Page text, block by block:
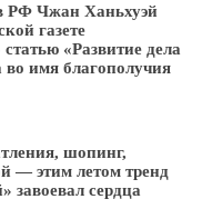
РФ Чжан Ханьхуэй
газете
«Развитие дела
имя благополучия
шопинг,
— этим летом тренд
завоевал сердца